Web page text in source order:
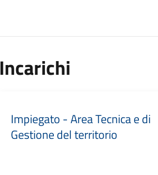
Incarichi
Impiegato - Area Tecnica e di
Gestione del territorio